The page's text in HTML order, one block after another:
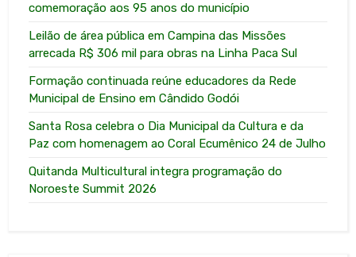
comemoração aos 95 anos do município
Leilão de área pública em Campina das Missões
arrecada R$ 306 mil para obras na Linha Paca Sul
Formação continuada reúne educadores da Rede
Municipal de Ensino em Cândido Godói
Santa Rosa celebra o Dia Municipal da Cultura e da
Paz com homenagem ao Coral Ecumênico 24 de Julho
Quitanda Multicultural integra programação do
Noroeste Summit 2026